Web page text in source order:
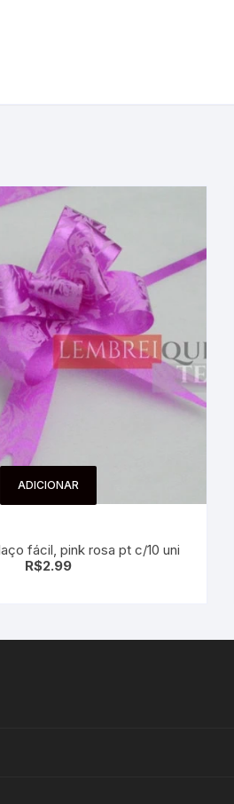
ADICIONAR
laço mágico, laço fácil, pink rosa pt c/10 uni
R$2.99